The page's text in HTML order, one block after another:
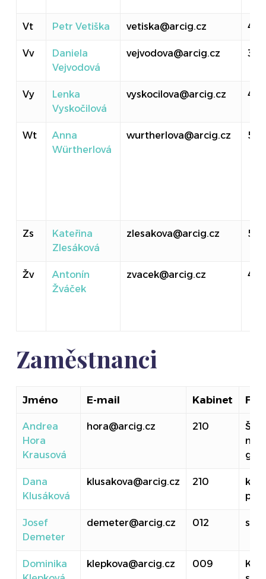
Vt Petr Vetiška vetiska@arcig.cz
Vv
Daniela
Vejvodová
vejvodova@arcig.cz
Vy
Lenka
Vyskočilová
vyskocilova@arcig.cz 402
Wt
Anna
Würtherlová
wurtherlova@arcig.cz 516
Zs
Kateřina
Zlesáková
zlesakova@arcig.cz 518
Žv
Antonín
Žváček
zvacek@arcig.cz 402
Zaměstnanci
Jméno E-mail Kabinet
Andrea
Hora
Krausová
hora@arcig.cz 210
ŠK,
Dana
Klusáková
klusakova@arcig.cz 210
Josef
Demeter
demeter@arcig.cz 012
Dominika
klepkova@arcig.cz 009